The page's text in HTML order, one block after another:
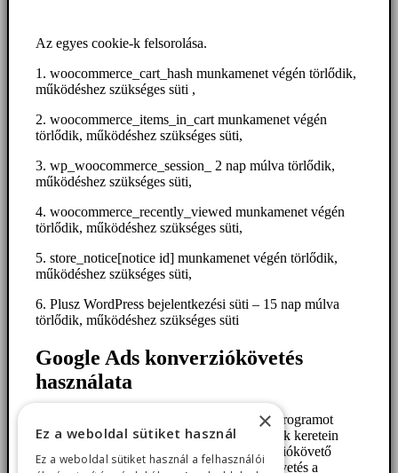
Az egyes cookie-k felsorolása.
1. woocommerce_cart_hash munkamenet végén törlődik,
működéshez szükséges süti ,
2. woocommerce_items_in_cart munkamenet végén
törlődik, működéshez szükséges süti,
3. wp_woocommerce_session_ 2 nap múlva törlődik,
működéshez szükséges süti,
4. woocommerce_recently_viewed munkamenet végén
törlődik, működéshez szükséges süti,
5. store_notice[notice id] munkamenet végén törlődik,
működéshez szükséges süti,
6. Plusz WordPress bejelentkezési süti – 15 nap múlva
törlődik, működéshez szükséges süti
Google Ads konverziókövetés
használata
A „Google Ads” nevű online reklámprogramot
használja az adatkezelő, továbbá annak keretein
belül igénybe veszi a Google konverziókövető
szolgáltatását. A Google konverziókövetés a
×
Ez a weboldal sütiket használ
Ez a weboldal sütiket használ a felhasználói